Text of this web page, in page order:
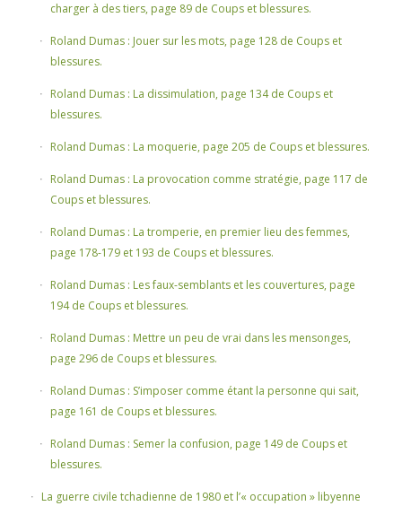
charger à des tiers, page 89 de Coups et blessures.
Roland Dumas : Jouer sur les mots, page 128 de Coups et
blessures.
Roland Dumas : La dissimulation, page 134 de Coups et
blessures.
Roland Dumas : La moquerie, page 205 de Coups et blessures.
Roland Dumas : La provocation comme stratégie, page 117 de
Coups et blessures.
Roland Dumas : La tromperie, en premier lieu des femmes,
page 178-179 et 193 de Coups et blessures.
Roland Dumas : Les faux-semblants et les couvertures, page
194 de Coups et blessures.
Roland Dumas : Mettre un peu de vrai dans les mensonges,
page 296 de Coups et blessures.
Roland Dumas : S’imposer comme étant la personne qui sait,
page 161 de Coups et blessures.
Roland Dumas : Semer la confusion, page 149 de Coups et
blessures.
La guerre civile tchadienne de 1980 et l’« occupation » libyenne